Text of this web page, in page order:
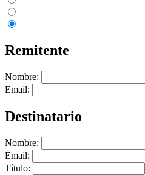
Remitente
Nombre:
Email:
Destinatario
Nombre:
Email:
Título: